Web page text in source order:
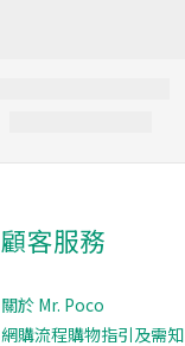
顧客服務
關於 Mr. Poco
網購流程購物指引及需知